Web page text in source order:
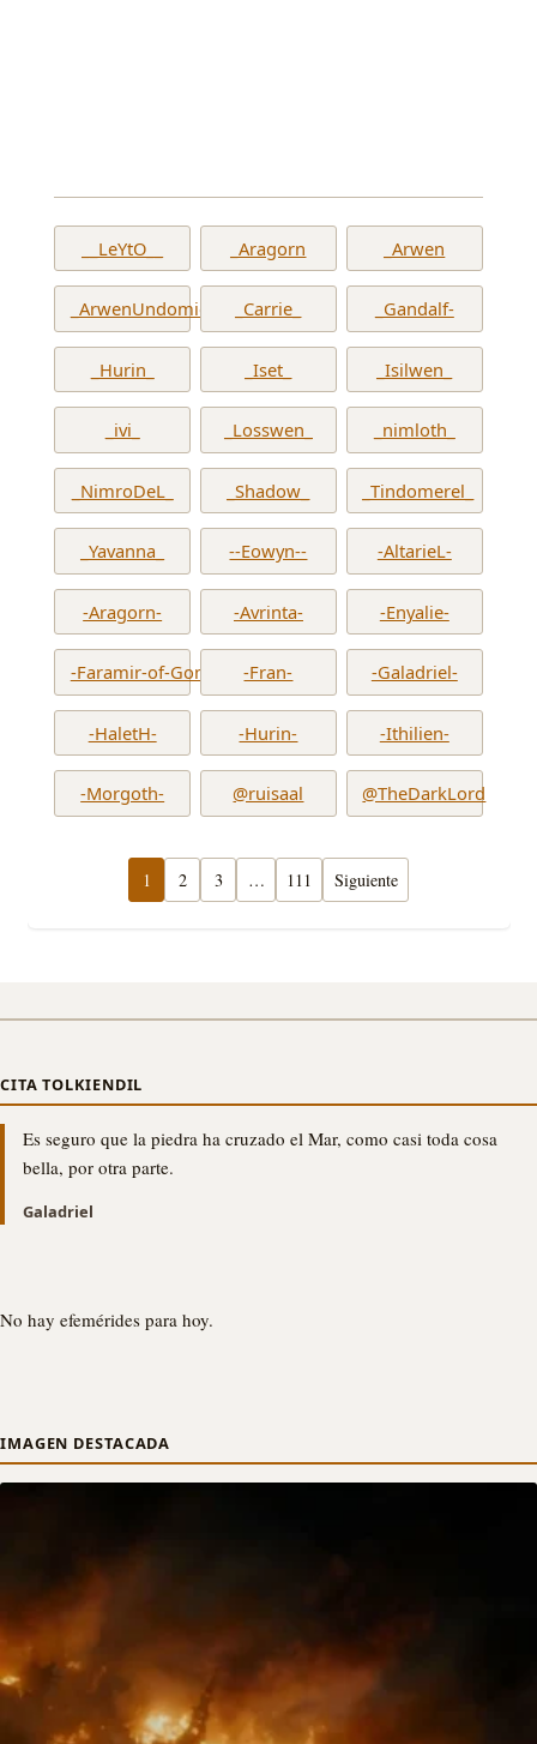
__LeYtO__ _Aragorn _Arwen
_ArwenUndomiel_ _Carrie_ _Gandalf-
_Hurin_ _Iset_ _Isilwen_
_ivi_ _Losswen_ _nimloth_
_NimroDeL_ _Shadow_ _Tindomerel_
_Yavanna_ --Eowyn-- -AltarieL-
-Aragorn- -Avrinta- -Enyalie-
-Faramir-of-Gondor- -Fran- -Galadriel-
-HaletH- -Hurin- -Ithilien-
-Morgoth- @ruisaal @TheDarkLord
1 2 3 … 111 Siguiente
CITA TOLKIENDIL
Es seguro que la piedra ha cruzado el Mar, como casi toda cosa
bella, por otra parte.
Galadriel
No hay efemérides para hoy.
IMAGEN DESTACADA